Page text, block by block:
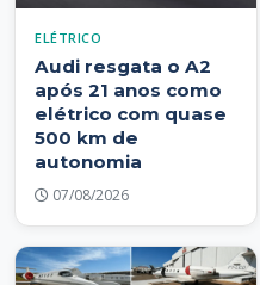
ELÉTRICO
Audi resgata o A2
após 21 anos como
elétrico com quase
500 km de
autonomia
07/08/2026